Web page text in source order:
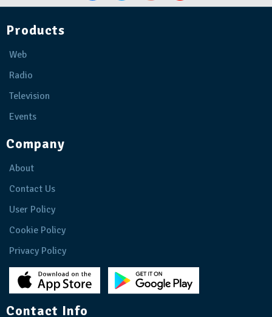
Products
Web
Radio
Television
Events
Company
About
Contact Us
User Policy
Cookie Policy
Privacy Policy
Contact Info